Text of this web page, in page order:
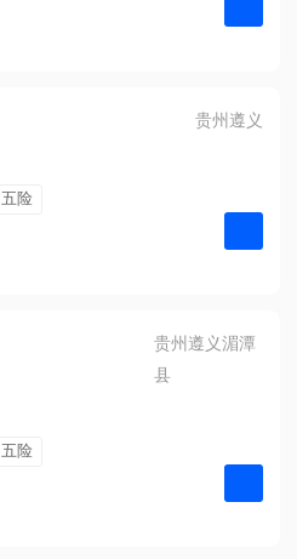
贵州遵义
五险
贵州遵义湄潭
县
五险